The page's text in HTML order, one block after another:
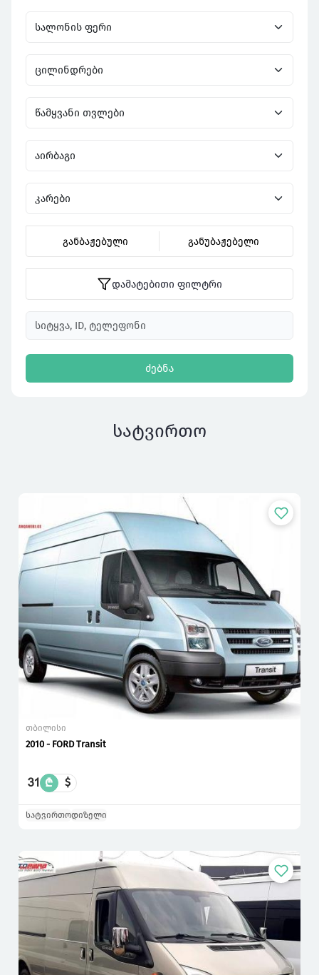
განბაჟებული განუბაჟებელი
დამატებითი ფილტრი
ძებნა
სატვირთო
თბილისი
2010 - FORD Transit
31 ₾ $
სატვირთოდიზელი